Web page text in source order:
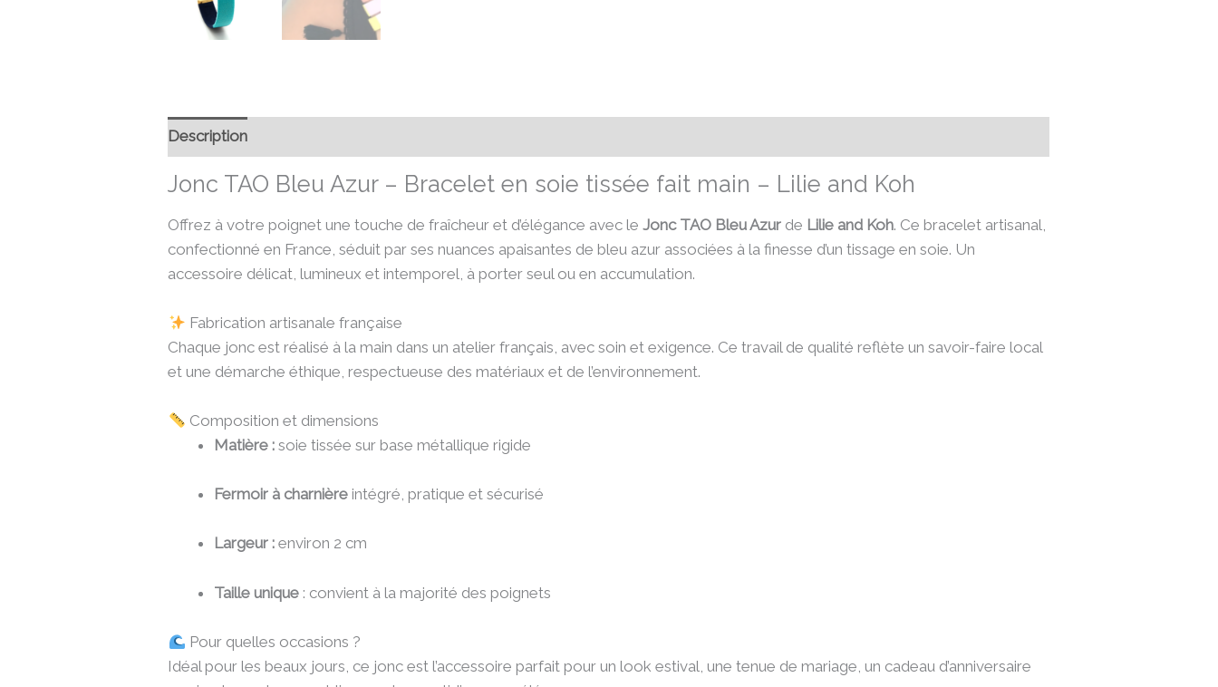
Description
Jonc TAO Bleu Azur – Bracelet en soie tissée fait main – Lilie and Koh
Offrez à votre poignet une touche de fraîcheur et d’élégance avec leJonc TAO Bleu Azur de Lilie and Koh. Ce bracelet artisanal,
confectionné en France, séduit par ses nuances apaisantes de bleu azur associées à la finesse d’un tissage en soie. Un
accessoire délicat, lumineux et intemporel, à porter seul ou en accumulation.
Fabrication artisanale française
Chaque jonc est réalisé à la main dans un atelier français, avec soin et exigence. Ce travail de qualité reflète un savoir-faire local
et une démarche éthique, respectueuse des matériaux et de l’environnement.
Composition et dimensions
Matière : soie tissée sur base métallique rigide
Fermoir à charnière intégré, pratique et sécurisé
Largeur : environ 2 cm
Taille unique : convient à la majorité des poignets
Pour quelles occasions ?
Idéal pour les beaux jours, ce jonc est l’accessoire parfait pour un look estival, une tenue de mariage, un cadeau d’anniversaire